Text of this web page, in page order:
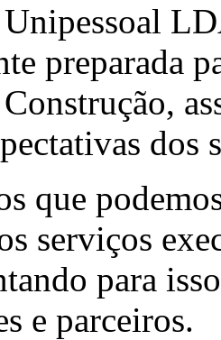
preparada
dos
que
serviços
para
e parceiros.